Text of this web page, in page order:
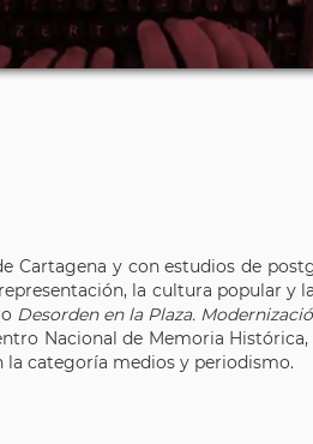
Cartagena y con estudios de
la cultura popular y
Desorden en la Plaza.
Nacional de Memoria
la categoría medios y periodismo.